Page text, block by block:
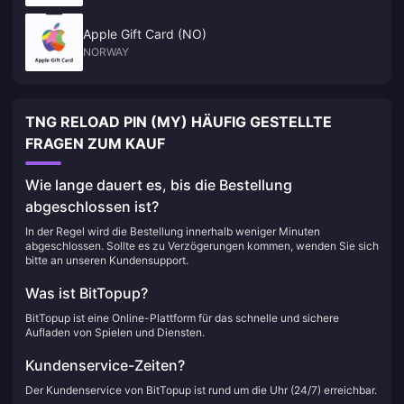
Apple Gift Card (NO)
NORWAY
TNG RELOAD PIN (MY) HÄUFIG GESTELLTE
FRAGEN ZUM KAUF
Wie lange dauert es, bis die Bestellung
abgeschlossen ist?
In der Regel wird die Bestellung innerhalb weniger Minuten
abgeschlossen. Sollte es zu Verzögerungen kommen, wenden Sie sich
bitte an unseren Kundensupport.
Was ist BitTopup?
BitTopup ist eine Online-Plattform für das schnelle und sichere
Aufladen von Spielen und Diensten.
Kundenservice-Zeiten?
Der Kundenservice von BitTopup ist rund um die Uhr (24/7) erreichbar.